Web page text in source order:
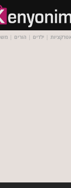
| ילדים | הורים |